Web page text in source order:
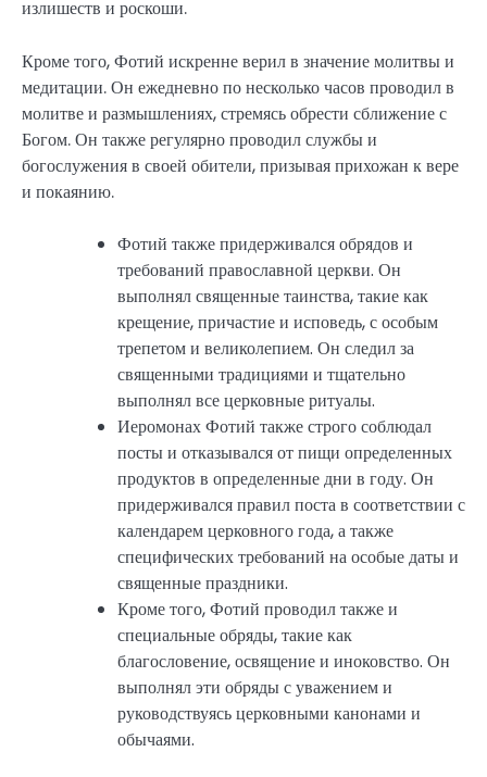
излишеств и роскоши.
Кроме того, Фотий искренне верил в значение молитвы и
медитации. Он ежедневно по несколько часов проводил в
молитве и размышлениях, стремясь обрести сближение с
Богом. Он также регулярно проводил службы и
богослужения в своей обители, призывая прихожан к вере
и покаянию.
Фотий также придерживался обрядов и
требований православной церкви. Он
выполнял священные таинства, такие как
крещение, причастие и исповедь, с особым
трепетом и великолепием. Он следил за
священными традициями и тщательно
выполнял все церковные ритуалы.
Иеромонах Фотий также строго соблюдал
посты и отказывался от пищи определенных
продуктов в определенные дни в году. Он
придерживался правил поста в соответствии с
календарем церковного года, а также
специфических требований на особые даты и
священные праздники.
Кроме того, Фотий проводил также и
специальные обряды, такие как
благословение, освящение и иноковство. Он
выполнял эти обряды с уважением и
руководствуясь церковными канонами и
обычаями.